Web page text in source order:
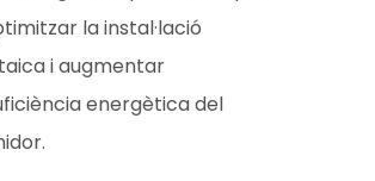
la instal·lació
i augmentar
energètica del